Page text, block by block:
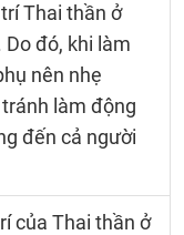
Thai thần ở
đó, khi làm
nên nhẹ
làm động
đến cả người
của Thai thần ở